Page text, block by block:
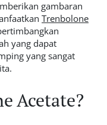
gambaran
Trenbolone
yang dapat
yang sangat
Acetate?